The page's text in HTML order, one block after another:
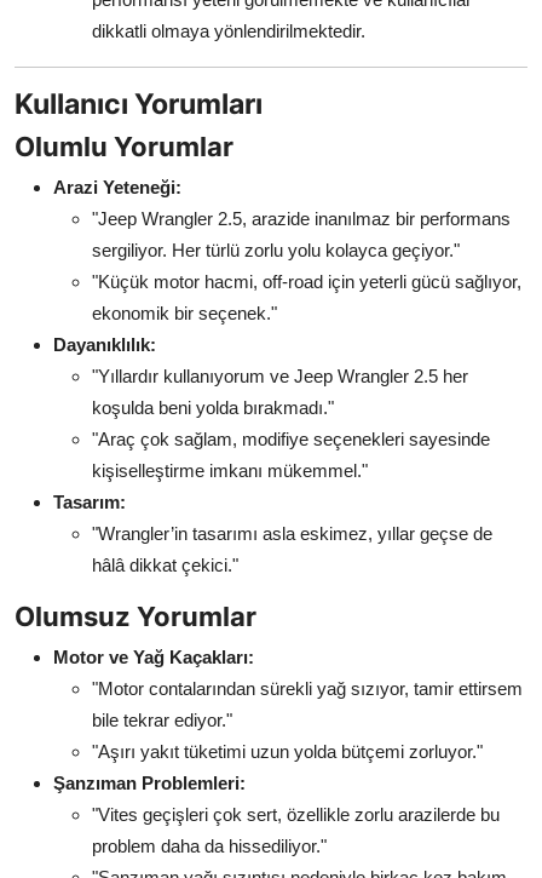
dikkatli olmaya yönlendirilmektedir.
Kullanıcı Yorumları
Olumlu Yorumlar
Arazi Yeteneği:
"Jeep Wrangler 2.5, arazide inanılmaz bir performans
sergiliyor. Her türlü zorlu yolu kolayca geçiyor."
"Küçük motor hacmi, off-road için yeterli gücü sağlıyor,
ekonomik bir seçenek."
Dayanıklılık:
"Yıllardır kullanıyorum ve Jeep Wrangler 2.5 her
koşulda beni yolda bırakmadı."
"Araç çok sağlam, modifiye seçenekleri sayesinde
kişiselleştirme imkanı mükemmel."
Tasarım:
"Wrangler’in tasarımı asla eskimez, yıllar geçse de
hâlâ dikkat çekici."
Olumsuz Yorumlar
Motor ve Yağ Kaçakları:
"Motor contalarından sürekli yağ sızıyor, tamir ettirsem
bile tekrar ediyor."
"Aşırı yakıt tüketimi uzun yolda bütçemi zorluyor."
Şanzıman Problemleri:
"Vites geçişleri çok sert, özellikle zorlu arazilerde bu
problem daha da hissediliyor."